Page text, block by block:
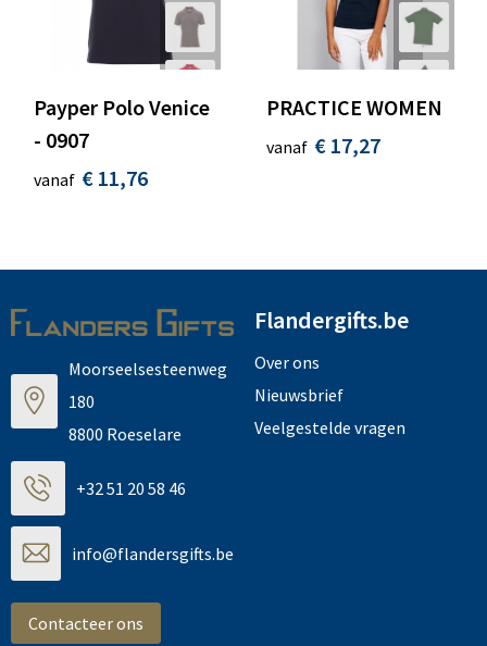
Payper Polo Venice
- 0907
vanaf € 11,76
PRACTICE WOMEN
vanaf € 17,27
Moorseelsesteenweg
180
8800 Roeselare
+32 51 20 58 46
info@flandersgifts.be
Contacteer ons
Flandergifts.be
Over ons
Nieuwsbrief
Veelgestelde vragen